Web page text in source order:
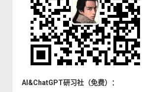
AI&ChatGPT研习社（免费）：